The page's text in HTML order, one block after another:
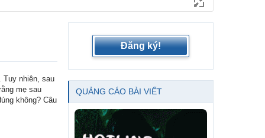
nhiên, sau
mẹ sau
không? Câu
Đăng ký!
QUẢNG CÁO BÀI VIẾT